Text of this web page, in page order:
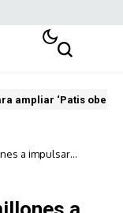
ampliar ‘Patis
a impulsar